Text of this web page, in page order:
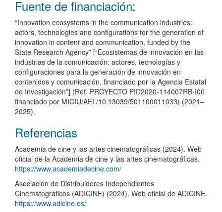
Fuente de financiación:
“Innovation ecosystems in the communication industries:
actors, technologies and configurations for the generation of
innovation in content and communication, funded by the
State Research Agency” [“Ecosistemas de innovación en las
industrias de la comunicación: actores, tecnologías y
configuraciones para la generación de innovación en
contenidos y comunicación, financiado por la Agencia Estatal
de Investigación”] (Ref. PROYECTO PID2020-114007RB-I00
financiado por MICIU/AEI /10.13039/501100011033) (2021–
2025).
Detalles
del
artículo
Referencias
Academia de cine y las artes cinematográficas (2024). Web
oficial de la Academia de cine y las artes cinematográficas.
https://www.academiadecine.com/
Asociación de Distribuidores Independientes
Cinematográficos (ADICINE) (2024). Web oficial de ADICINE.
https://www.adicine.es/